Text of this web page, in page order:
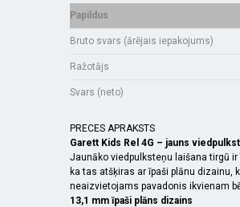
Papildus
Bruto svars (ārējais iepakojums)
Ražotājs
Svars (neto)
PRECES APRAKSTS
Garett Kids Rel 4G – jauns
Jaunāko viedpulksteņu laišana tirgū
ka tas atšķiras ar īpaši plānu dizainu,
neaizvietojams pavadonis ikvienam
13,1 mm īpaši plāns dizains